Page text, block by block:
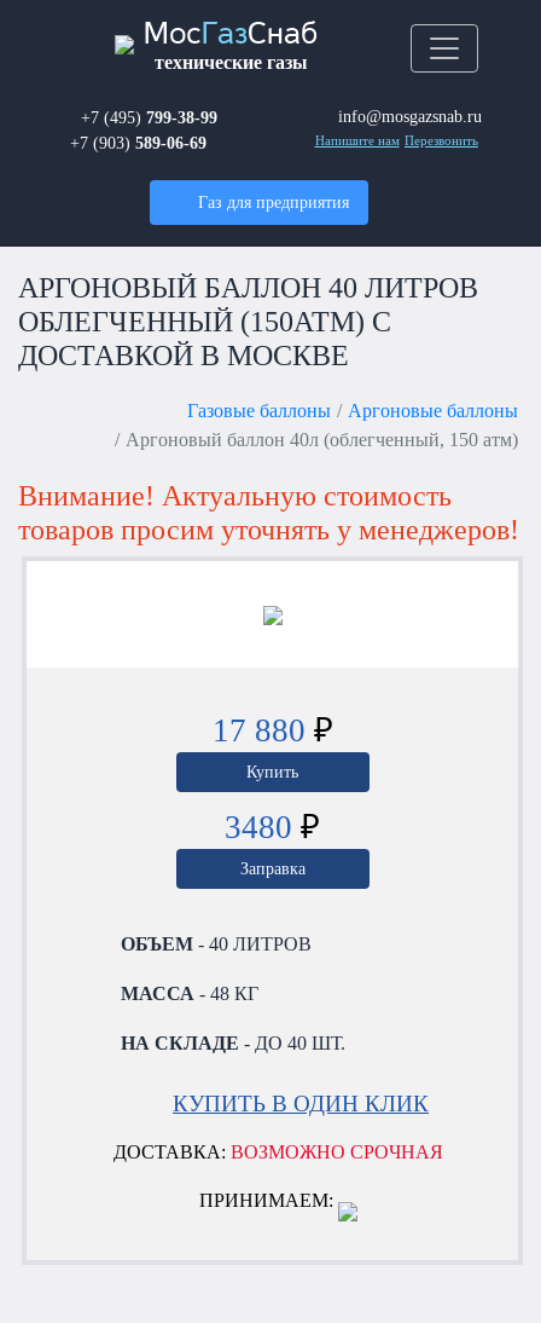
Мос ГазСнаб
технические газы
+7 (495) 799-38-99
+7 (903) 589-06-69
info@mosgazsnab.ru
Напишите нам Перезвонить
Газ для предприятия
АРГОНОВЫЙ БАЛЛОН 40 ЛИТРОВ
ОБЛЕГЧЕННЫЙ (150АТМ) С
ДОСТАВКОЙ В МОСКВЕ
Газовые баллоны
Аргоновые баллоны
Аргоновый баллон 40л (облегченный, 150 атм)
Внимание! Актуальную стоимость
товаров просим уточнять у менеджеров!
17 880 ₽
Купить
3480 ₽
Заправка
ОБЪЕМ - 40 ЛИТРОВ
МАССА - 48 КГ
НА СКЛАДЕ - ДО 40 ШТ.
КУПИТЬ В ОДИН КЛИК
ДОСТАВКА:ВОЗМОЖНО СРОЧНАЯ
ПРИНИМАЕМ: